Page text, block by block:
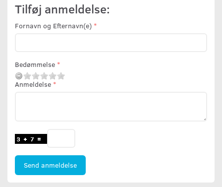
Tilføj anmeldelse:
Fornavn og Efternavn(e)
Bedømmelse
Anmeldelse
Send anmeldelse